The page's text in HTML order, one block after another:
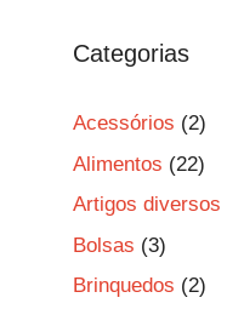
Categorias
Acessórios (2)
Alimentos (22)
Artigos diversos
Bolsas (3)
Brinquedos (2)